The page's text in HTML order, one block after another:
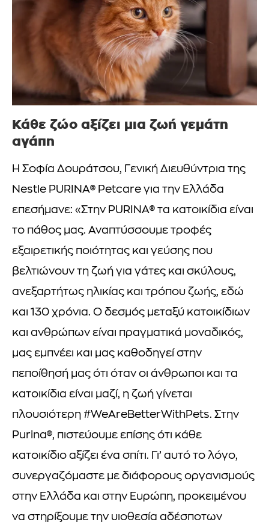
Κάθε ζώο αξίζει μια ζωή γεμάτη
αγάπη
Η Σοφία Δουράτσου, Γενική Διευθύντρια της
Nestle PURINA® Petcare για την Ελλάδα
επεσήμανε: «Στην PURINA® τα κατοικίδια είναι
το πάθος μας. Αναπτύσσουμε τροφές
εξαιρετικής ποιότητας και γεύσης που
βελτιώνουν τη ζωή για γάτες και σκύλους,
ανεξαρτήτως ηλικίας και τρόπου ζωής, εδώ
και 130 χρόνια. Ο δεσμός μεταξύ κατοικίδιων
και ανθρώπων είναι πραγματικά μοναδικός,
μας εμπνέει και μας καθοδηγεί στην
πεποίθησή μας ότι όταν οι άνθρωποι και τα
κατοικίδια είναι μαζί, η ζωή γίνεται
πλουσιότερη #WeAreBetterWithPets. Στην
Purina®, πιστεύουμε επίσης ότι κάθε
κατοικίδιο αξίζει ένα σπίτι. Γι’ αυτό το λόγο,
συνεργαζόμαστε με διάφορους οργανισμούς
στην Ελλάδα και στην Ευρώπη, προκειμένου
να στηρίξουμε την υιοθεσία αδέσποτων